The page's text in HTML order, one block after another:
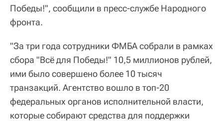
Победы!", сообщили в пресс-службе Народного
фронта.
"За три года сотрудники ФМБА собрали в рамках
сбора "Всё для Победы!" 10,5 миллионов рублей,
ими было совершено более 10 тысяч
транзакций. Агентство вошло в топ-20
федеральных органов исполнительной власти,
которые собирают средства для поддержки